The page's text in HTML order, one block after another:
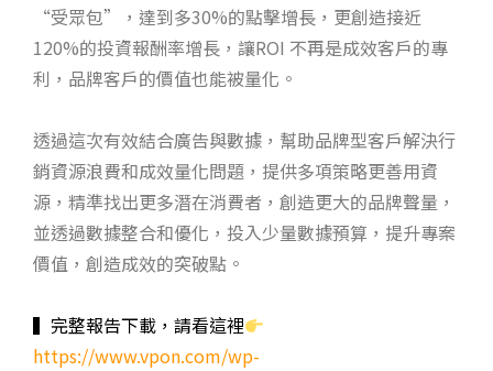
“受眾包”，達到多30%的點擊增長，更創造接近
120%的投資報酬率增長，讓ROI 不再是成效客戶的專
利，品牌客戶的價值也能被量化。
透過這次有效結合廣告與數據，幫助品牌型客戶解決行
銷資源浪費和成效量化問題，提供多項策略更善用資
源，精準找出更多潛在消費者，創造更大的品牌聲量，
並透過數據整合和優化，投入少量數據預算，提升專案
價值，創造成效的突破點。
▍完整報告下載，請看這裡
https://www.vpon.com/wp-